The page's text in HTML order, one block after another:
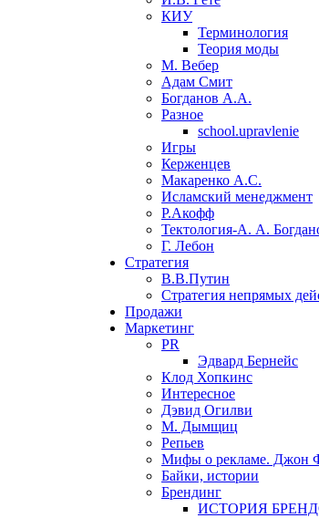
КИУ
Терминология
Теория моды
М. Вебер
Адам Смит
Богданов А.А.
Разное
school.upravlenie
Игры
Керженцев
Макаренко А.С.
Исламский менеджмент
Р.Акофф
Тектология-А. А.
​Г. Лебон
Стратегия
В.В.Путин
​Стратегия непрямых
Продажи
Маркетинг
PR
Эдвард Бернейс
Клод Хопкинс
Интересное
Дэвид Огилви
М. Дымщиц
Репьев
Мифы о рекламе. Джон
Байки, истории
Брендинг
ИСТОРИЯ